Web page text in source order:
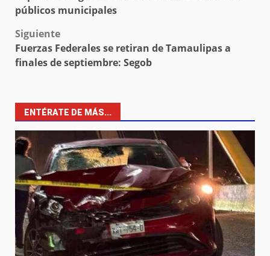
navigation
públicos municipales
Siguiente
Fuerzas Federales se retiran de Tamaulipas a
finales de septiembre: Segob
ENTÉRATE DE MÁS...